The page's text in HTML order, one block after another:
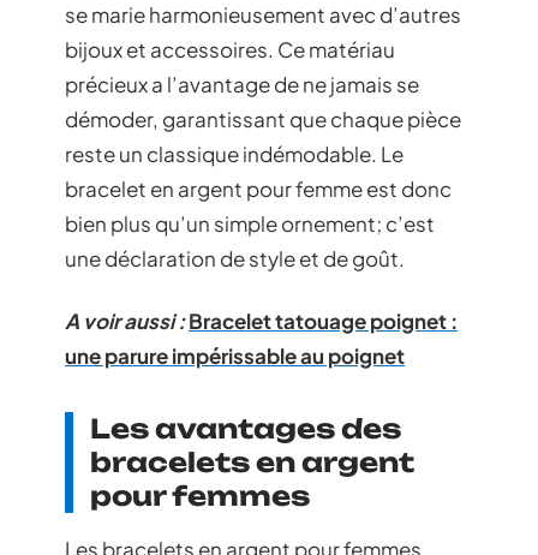
se marie harmonieusement avec d’autres
bijoux et accessoires. Ce matériau
précieux a l’avantage de ne jamais se
démoder, garantissant que chaque pièce
reste un classique indémodable. Le
bracelet en argent pour femme est donc
bien plus qu’un simple ornement; c’est
une déclaration de style et de goût.
A voir aussi :Bracelet tatouage poignet :
une parure impérissable au poignet
Les avantages des
bracelets en argent
pour femmes
Les bracelets en argent pour femmes